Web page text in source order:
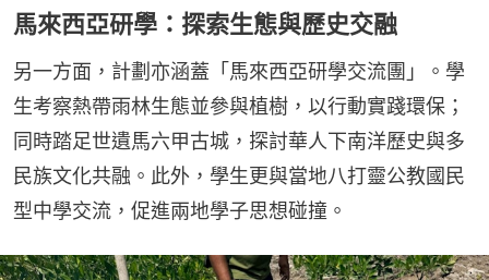
馬來西亞研學：探索生態與歷史交融
另一方面，計劃亦涵蓋「馬來西亞研學交流團」。學
生考察熱帶雨林生態並參與植樹，以行動實踐環保；
同時踏足世遺馬六甲古城，探討華人下南洋歷史與多
民族文化共融。此外，學生更與當地八打靈公教國民
型中學交流，促進兩地學子思想碰撞。